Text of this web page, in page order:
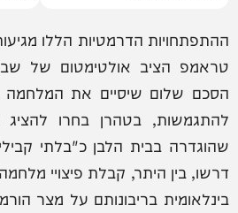
ההתפתחויות הדרמטיות הללו
טראמפ הציב אולטימטום של
הסכם שלום שיסיים את
להתגמשות, בטהרן בחרו
שהוגדרה בבית הלבן כ"בלתי
דרשו, בין היתר, קבלת פיצויי
בינלאומית בריבונותם על מצר